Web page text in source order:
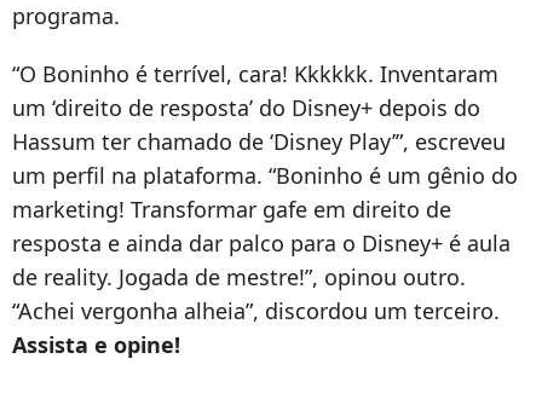
programa.
“O Boninho é terrível, cara! Kkkkkk. Inventaram
um ‘direito de resposta’ do Disney+ depois do
Hassum ter chamado de ‘Disney Play’”, escreveu
um perfil na plataforma. “Boninho é um gênio do
marketing! Transformar gafe em direito de
resposta e ainda dar palco para o Disney+ é aula
de reality. Jogada de mestre!”, opinou outro.
“Achei vergonha alheia”, discordou um terceiro.
Assista e opine!